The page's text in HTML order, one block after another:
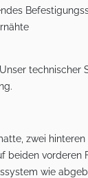
technischer
zwei
beiden vorderen
wie